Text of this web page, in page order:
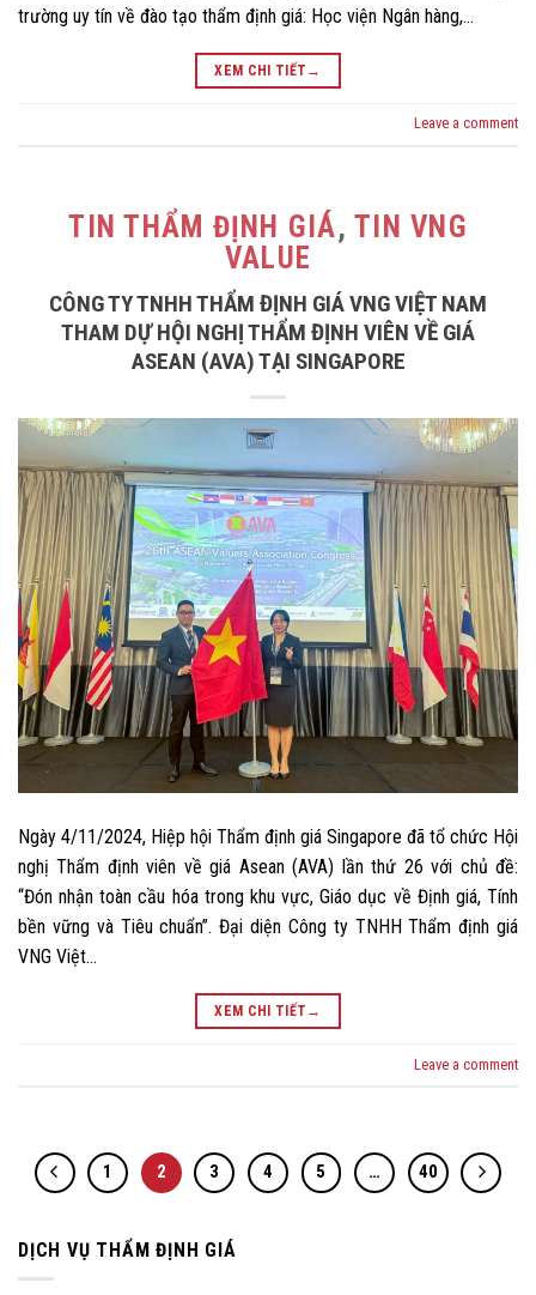
trường uy tín về đào tạo thẩm định giá: Học viện Ngân hàng,…
XEM CHI TIẾT →
Leave a comment
TIN THẨM ĐỊNH GIÁ, TIN VNG
VALUE
CÔNG TY TNHH THẨM ĐỊNH GIÁ VNG VIỆT NAM
THAM DỰ HỘI NGHỊ THẨM ĐỊNH VIÊN VỀ GIÁ
ASEAN (AVA) TẠI SINGAPORE
Ngày 4/11/2024, Hiệp hội Thẩm định giá Singapore đã tổ chức Hội
nghị Thẩm định viên về giá Asean (AVA) lần thứ 26 với chủ đề:
“Đón nhận toàn cầu hóa trong khu vực, Giáo dục về Định giá, Tính
bền vững và Tiêu chuẩn”. Đại diện Công ty TNHH Thẩm định giá
VNG Việt…
XEM CHI TIẾT →
Leave a comment
1 2 3 4 5 … 40
DỊCH VỤ THẨM ĐỊNH GIÁ